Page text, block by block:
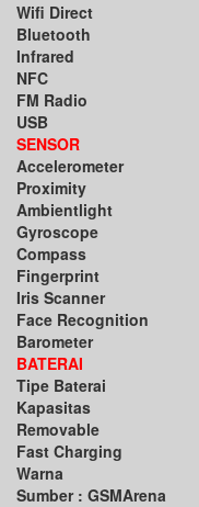
Wifi Direct
Bluetooth
Infrared
NFC
FM Radio
USB
SENSOR
Accelerometer
Proximity
Ambientlight
Gyroscope
Compass
Fingerprint
Iris Scanner
Face Recognition
Barometer
BATERAI
Tipe Baterai
Kapasitas
Removable
Fast Charging
Warna
Sumber : GSMArena